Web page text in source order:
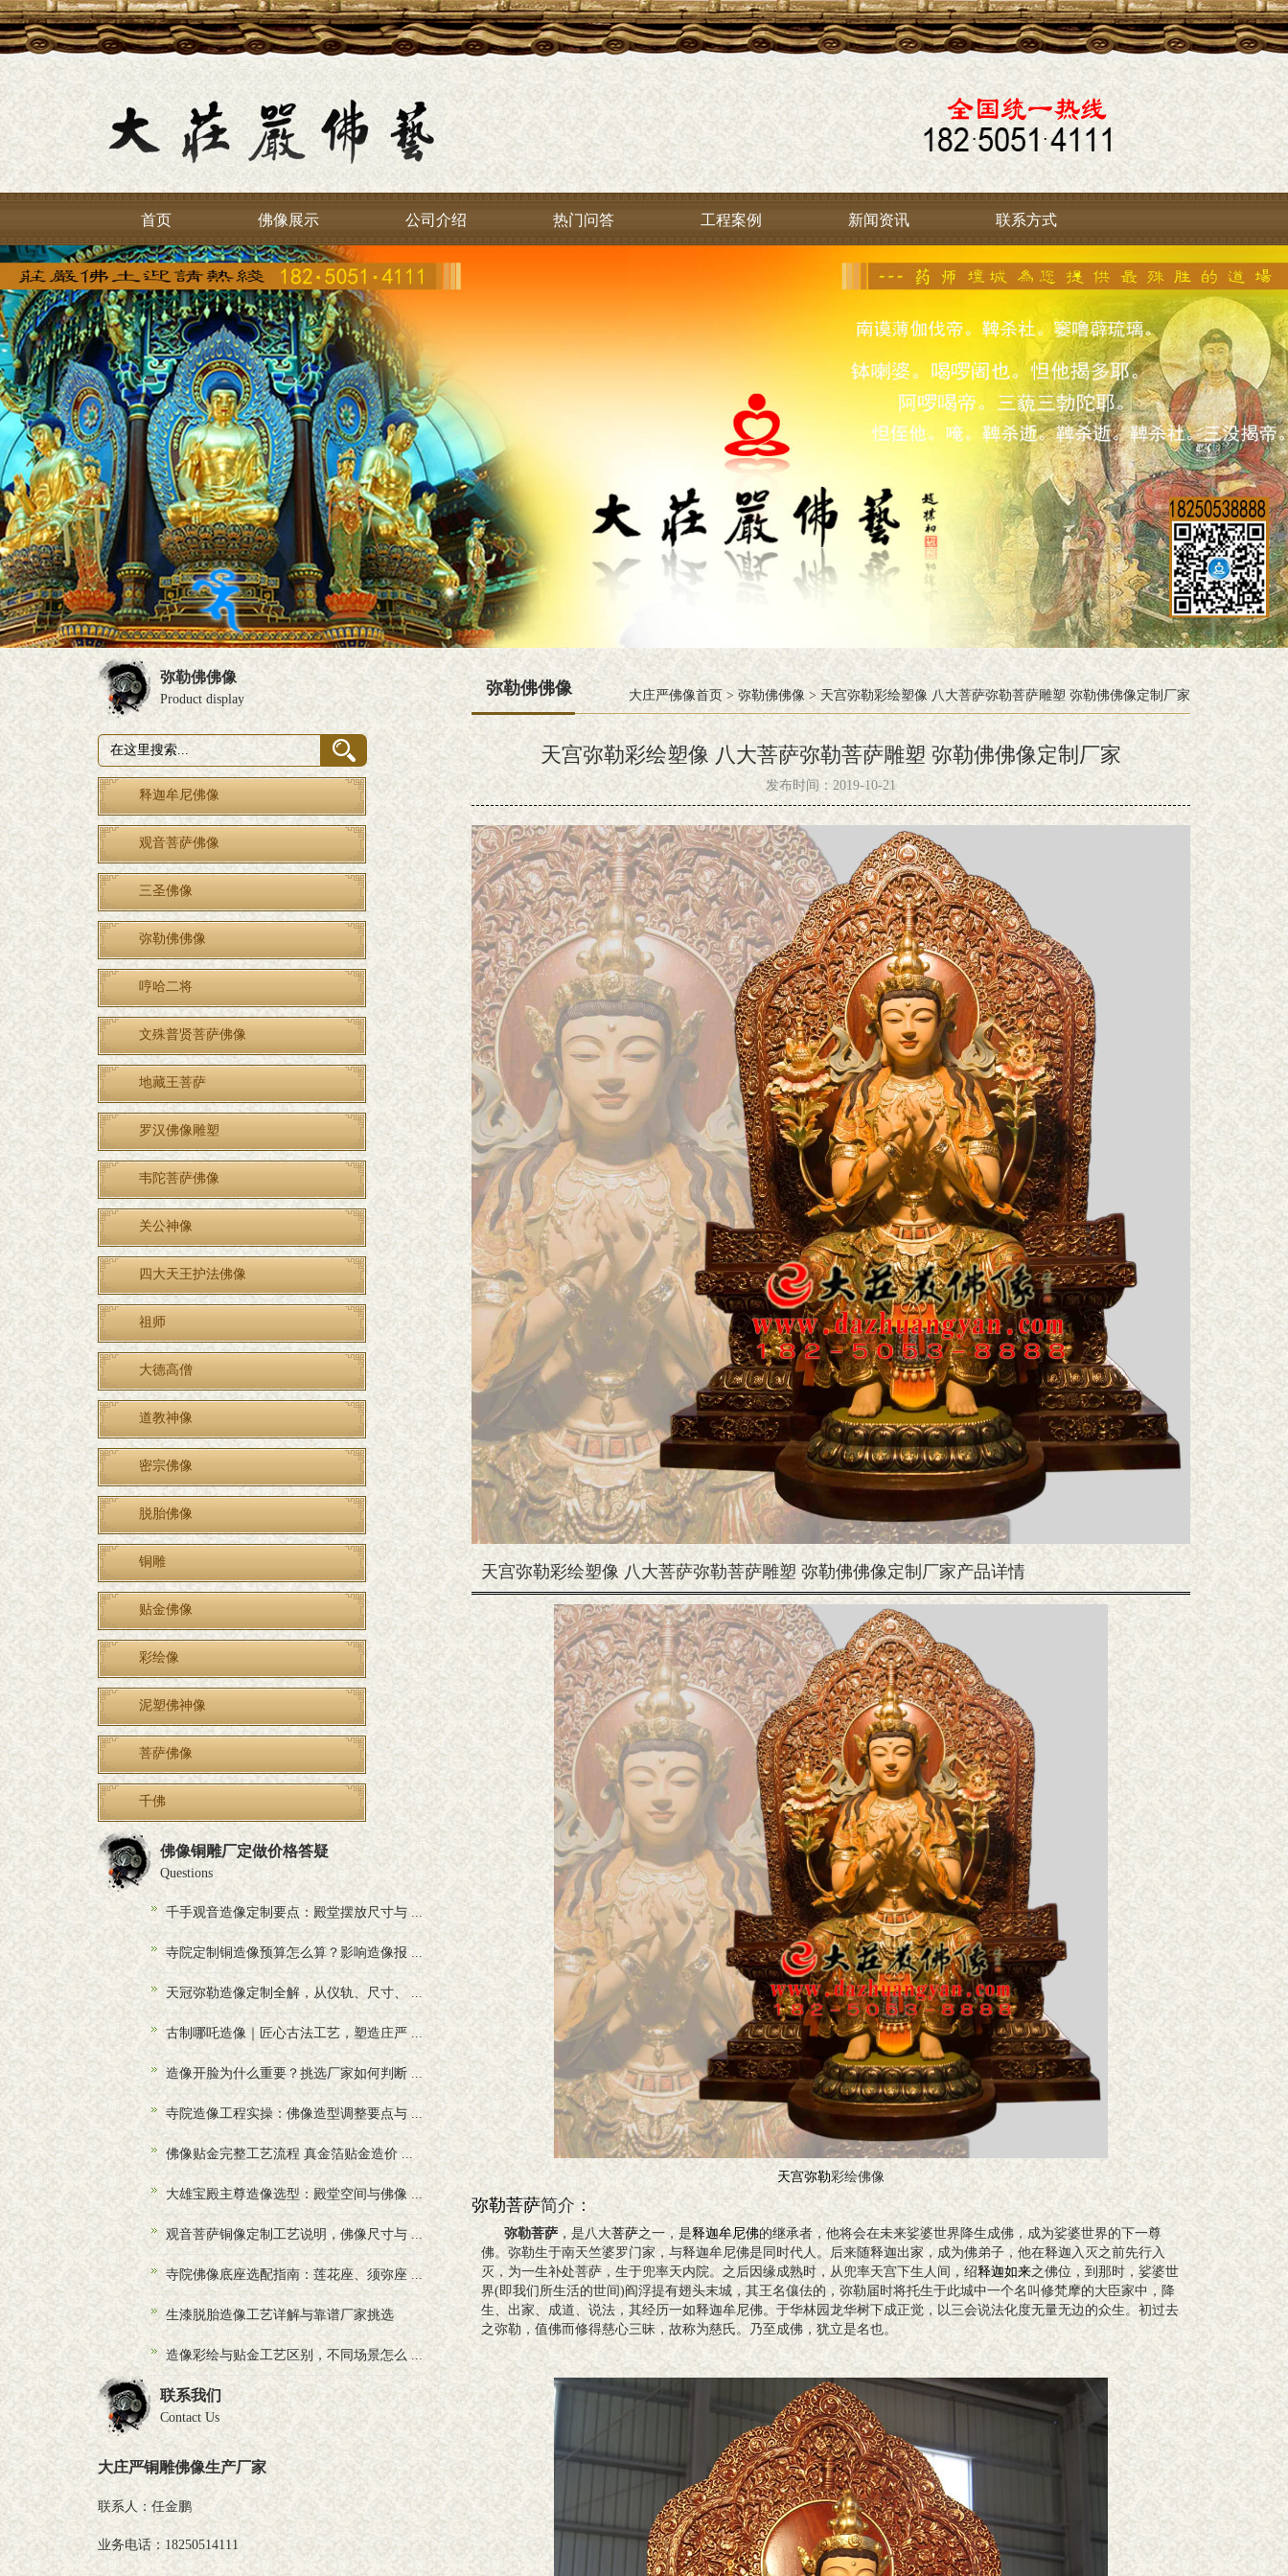
首页 佛像展示 公司介绍 热门问答 工程案例 新闻资讯 联系方式
弥勒佛佛像
Product display
释迦牟尼佛像
观音菩萨佛像
三圣佛像
弥勒佛佛像
哼哈二将
文殊普贤菩萨佛像
地藏王菩萨
罗汉佛像雕塑
韦陀菩萨佛像
关公神像
四大天王护法佛像
祖师
大德高僧
道教神像
密宗佛像
脱胎佛像
铜雕
贴金佛像
彩绘像
泥塑佛神像
菩萨佛像
千佛
佛像铜雕厂定做价格答疑
Questions
千手观音造像定制要点：殿堂摆放尺寸与 ...
寺院定制铜造像预算怎么算？影响造像报 ...
天冠弥勒造像定制全解，从仪轨、尺寸、 ...
古制哪吒造像｜匠心古法工艺，塑造庄严 ...
造像开脸为什么重要？挑选厂家如何判断 ...
寺院造像工程实操：佛像造型调整要点与 ...
佛像贴金完整工艺流程 真金箔贴金造价 ...
大雄宝殿主尊造像选型：殿堂空间与佛像 ...
观音菩萨铜像定制工艺说明，佛像尺寸与 ...
寺院佛像底座选配指南：莲花座、须弥座 ...
生漆脱胎造像工艺详解与靠谱厂家挑选
造像彩绘与贴金工艺区别，不同场景怎么 ...
联系我们
Contact Us
大庄严铜雕佛像生产厂家
联系人：任金鹏
业务电话：18250514111
弥勒佛佛像 大庄严佛像首页 > 弥勒佛佛像 >天宫弥勒彩绘塑像 八大菩萨弥勒菩萨雕塑 弥勒佛佛像定制厂家
天宫弥勒彩绘塑像 八大菩萨弥勒菩萨雕塑 弥勒佛佛像定制厂家
发布时间：2019-10-21
天宫弥勒彩绘塑像 八大菩萨弥勒菩萨雕塑 弥勒佛佛像定制厂家产品详情
天宫弥勒彩绘佛像
弥勒菩萨简介：
弥勒菩萨 ，是八大菩萨之一，是释迦牟尼佛的继承者，他将会在未来娑婆世界降生成佛，成为娑婆世界的下一尊
佛。弥勒生于南天竺婆罗门家，与释迦牟尼佛是同时代人。后来随释迦出家，成为佛弟子，他在释迦入灭之前先行入
灭，为一生补处菩萨，生于兜率天内院。之后因缘成熟时，从兜率天宫下生人间，绍释迦如来之佛位，到那时，娑婆世
界(即我们所生活的世间)阎浮提有翅头末城，其王名儴佉的，弥勒届时将托生于此城中一个名叫修梵摩的大臣家中，降
生、出家、成道、说法，其经历一如释迦牟尼佛。于华林园龙华树下成正觉，以三会说法化度无量无边的众生。初过去
之弥勒，值佛而修得慈心三昧，故称为慈氏。乃至成佛，犹立是名也。